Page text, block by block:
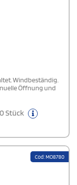
Windbeständig.
Öffnung und
Stück
Cod: MO8780